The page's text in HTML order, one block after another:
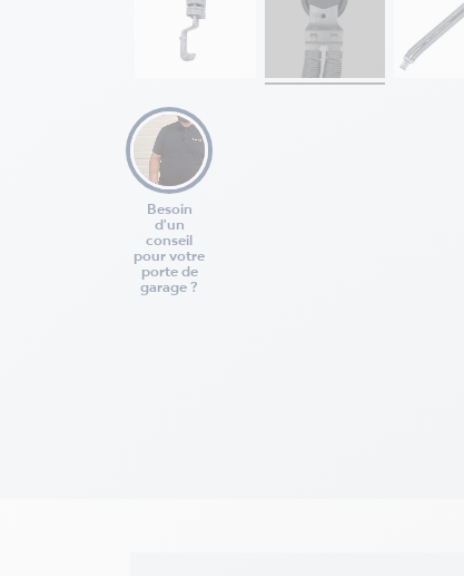
Besoin
d'un
conseil
pour votre
porte de
garage ?